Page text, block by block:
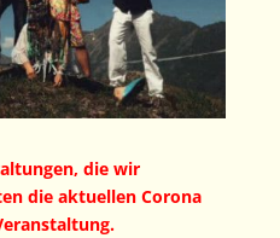
die wir
die aktuellen Corona